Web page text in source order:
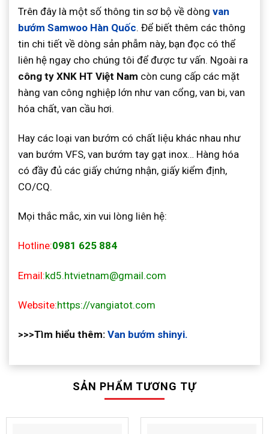
Trên đây là một số thông tin sơ bộ về dòng van
bướm Samwoo Hàn Quốc. Để biết thêm các thông
tin chi tiết về dòng sản phẫm này, bạn đọc có thể
liên hệ ngay cho chúng tôi để được tư vấn. Ngoài ra
công ty XNK HT Việt Nam còn cung cấp các mặt
hàng van công nghiệp lớn như van cổng, van bi, van
hóa chất, van cầu hơi.
Hay các loại van bướm có chất liệu khác nhau như
van bướm VFS, van bướm tay gạt inox… Hàng hóa
có đầy đủ các giấy chứng nhận, giấy kiểm định,
CO/CQ.
Mọi thắc mắc, xin vui lòng liên hệ:
Hotline:0981 625 884
Email:kd5.htvietnam@gmail.com
Website:https://vangiatot.com
>>>Tìm hiểu thêm: Van bướm shinyi.
SẢN PHẨM TƯƠNG TỰ